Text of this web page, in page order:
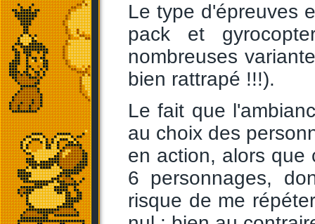
Le type d'épreuves
pack et
nombreuses
bien rattrapé !!!).
Le fait que
au choix des
en action, alors que
6 personnages,
risque de me